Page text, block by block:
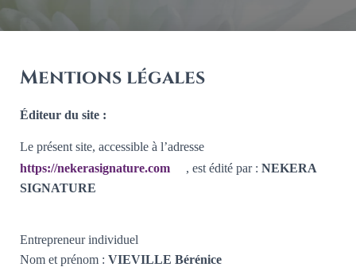
Mentions légales
Éditeur du site :
Le présent site, accessible à l’adresse
https://nekerasignature.com
, est édité par : NEKERA
SIGNATURE
Entrepreneur individuel
Nom et prénom : VIEVILLE Bérénice